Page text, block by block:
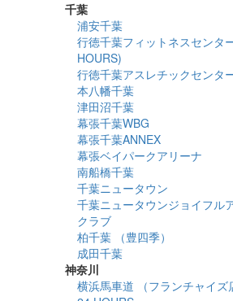
千葉
浦安千葉
行徳千葉フィットネスセンタ
HOURS)
行徳千葉アスレチックセンタ
本八幡千葉
津田沼千葉
幕張千葉WBG
幕張千葉ANNEX
幕張ベイパークアリーナ
南船橋千葉
千葉ニュータウン
千葉ニュータウンジョイフル
クラブ
柏千葉 （豊四季）
成田千葉
神奈川
横浜馬車道 （フランチャイズ